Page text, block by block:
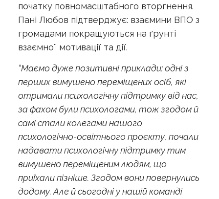
початку повномасштабного вторгнення.
Пані Любов підтверджує: взаємини ВПО з
громадами покращуються на ґрунті
взаємної мотивації та дії.
“Маємо дуже позитивні приклади: одні з
перших вимушено переміщених осіб, які
отримали психологічну підтримку від нас,
за фахом були психологами, тож згодом й
самі стали колегами нашого
психологічно-освітнього проєкту, почали
надавати психологічну підтримку тим
вимушено переміщеним людям, що
приїхали пізніше. Згодом вони повернулись
додому. Але й сьогодні у нашій команді